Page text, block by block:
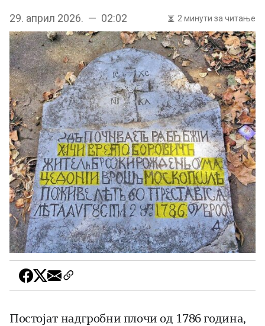
29. април 2026. — 02:02 2 минути за читање
Постојат надгробни плочи од 1786 година,